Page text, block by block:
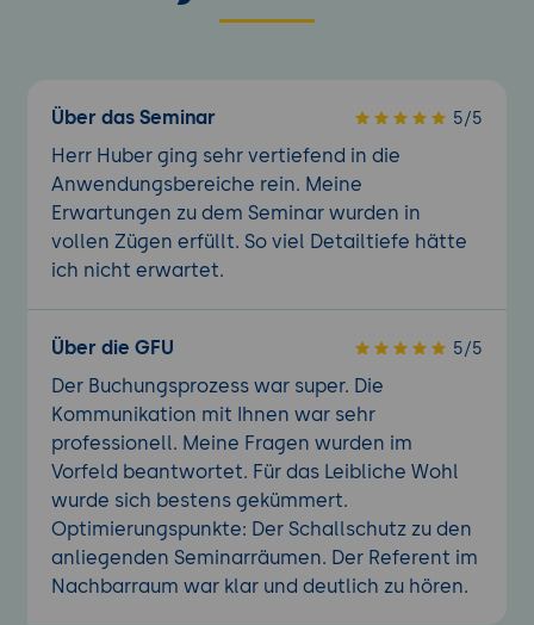
Über das Seminar 5/5
Herr Huber ging sehr vertiefend in die
Anwendungsbereiche rein. Meine
Erwartungen zu dem Seminar wurden in
vollen Zügen erfüllt. So viel Detailtiefe hätte
ich nicht erwartet.
Über die GFU 5/5
Der Buchungsprozess war super. Die
Kommunikation mit Ihnen war sehr
professionell. Meine Fragen wurden im
Vorfeld beantwortet. Für das Leibliche Wohl
wurde sich bestens gekümmert.
Optimierungspunkte: Der Schallschutz zu den
anliegenden Seminarräumen. Der Referent im
Nachbarraum war klar und deutlich zu hören.